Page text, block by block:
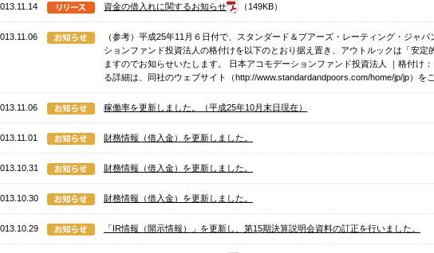
資金の借入れに関するお知らせ （149KB）
（参考）平成25年11月６日付で、スタンダード＆プアーズ・レーティング・ジャ
ションファンド投資法人の格付けを以下のとおり据え置き、アウトルックは「安定
ますのでお知らせいたします。 日本アコモデーションファンド投資法人 ｜格付け
る詳細は、同社のウェブサイト（http://www.standardandpoors.com/home/jp/jp）を
稼働率を更新しました。（平成25年10月末日現在）
財務情報（借入金）を更新しました。
財務情報（借入金）を更新しました。
財務情報（借入金）を更新しました。
「IR情報（開示情報）」を更新し、第15期決算説明会資料の訂正を行いました。